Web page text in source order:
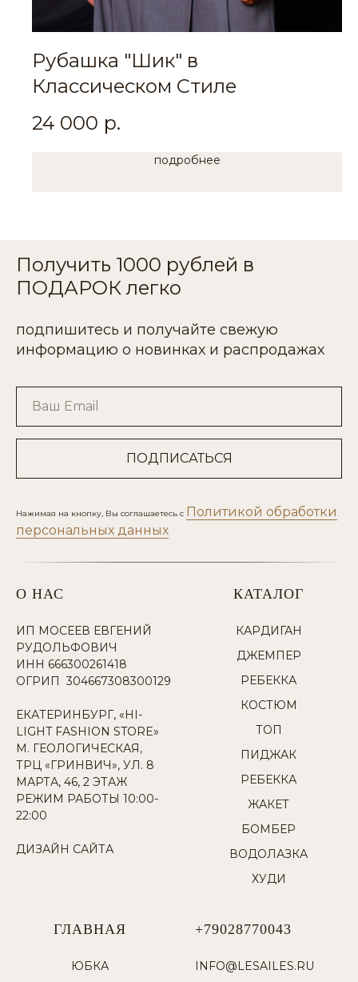
Рубашка "Шик" в
Классическом Стиле
24 000 р.
подробнее
Получить 1000 рублей в
ПОДАРОК легко
подпишитесь и получайте свежую
информацию о новинках и распродажах
Ваш Email
ПОДПИСАТЬСЯ
Нажимая на кнопку, Вы соглашаетесь с Политикой обработки
персональных данных
О НАС
ИП МОСЕЕВ ЕВГЕНИЙ
РУДОЛЬФОВИЧ
ИНН 666300261418
ОГРИП 304667308300129
ЕКАТЕРИНБУРГ, «HI-
LIGHT FASHION STORE»
М. ГЕОЛОГИЧЕСКАЯ,
ТРЦ «ГРИНВИЧ», УЛ. 8
МАРТА, 46, 2 ЭТАЖ
РЕЖИМ РАБОТЫ 10:00-
22:00
ДИЗАЙН САЙТА
КАТАЛОГ
КАРДИГАН
ДЖЕМПЕР
РЕБЕККА
КОСТЮМ
ТОП
ПИДЖАК
РЕБЕККА
ЖАКЕТ
БОМБЕР
ВОДОЛАЗКА
ХУДИ
ГЛАВНАЯ
ЮБКА
+79028770043
INFO@LESAILES.RU